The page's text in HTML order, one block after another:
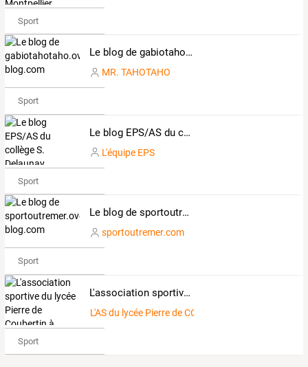
Sport
Le blog de gabiotahotaho.over-blog.com
MR. TAHOTAHO
Sport
Le blog EPS/AS du collège S. Delaunay
L'équipe EPS
Sport
Le blog de sportoutremer.over-blog.com
sportoutremer.com
Sport
L'association sportive du lycée Pierre de Coubertin à MEAUX
L'AS du lycée Pierre de COUBERTIN à MEAUX
Sport